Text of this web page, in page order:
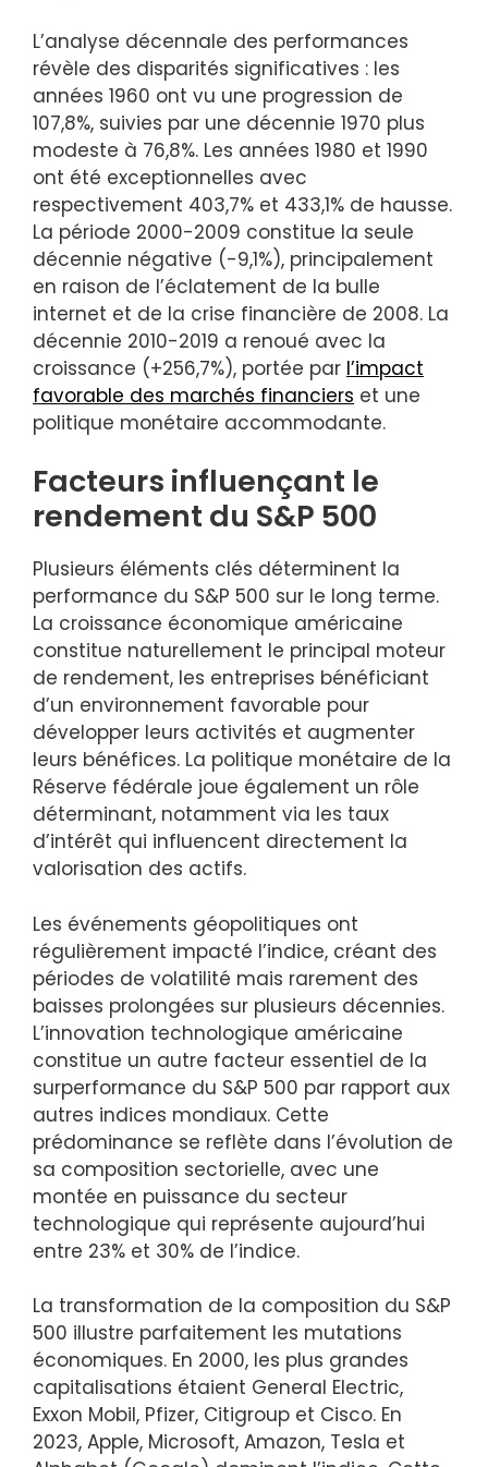
L’analyse décennale des performances
révèle des disparités significatives : les
années 1960 ont vu une progression de
107,8%, suivies par une décennie 1970 plus
modeste à 76,8%. Les années 1980 et 1990
ont été exceptionnelles avec
respectivement 403,7% et 433,1% de hausse.
La période 2000-2009 constitue la seule
décennie négative (-9,1%), principalement
en raison de l’éclatement de la bulle
internet et de la crise financière de 2008. La
décennie 2010-2019 a renoué avec la
croissance (+256,7%), portée par l’impact
favorable des marchés financiers et une
politique monétaire accommodante.
Facteurs influençant le
rendement du S&P 500
Plusieurs éléments clés déterminent la
performance du S&P 500 sur le long terme.
La croissance économique américaine
constitue naturellement le principal moteur
de rendement, les entreprises bénéficiant
d’un environnement favorable pour
développer leurs activités et augmenter
leurs bénéfices. La politique monétaire de la
Réserve fédérale joue également un rôle
déterminant, notamment via les taux
d’intérêt qui influencent directement la
valorisation des actifs.
Les événements géopolitiques ont
régulièrement impacté l’indice, créant des
périodes de volatilité mais rarement des
baisses prolongées sur plusieurs décennies.
L’innovation technologique américaine
constitue un autre facteur essentiel de la
surperformance du S&P 500 par rapport aux
autres indices mondiaux. Cette
prédominance se reflète dans l’évolution de
sa composition sectorielle, avec une
montée en puissance du secteur
technologique qui représente aujourd’hui
entre 23% et 30% de l’indice.
La transformation de la composition du S&P
500 illustre parfaitement les mutations
économiques. En 2000, les plus grandes
capitalisations étaient General Electric,
Exxon Mobil, Pfizer, Citigroup et Cisco. En
2023, Apple, Microsoft, Amazon, Tesla et